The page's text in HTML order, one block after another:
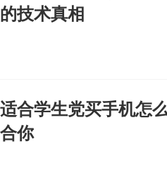
的技术真相
适合学生党买手机怎
合你